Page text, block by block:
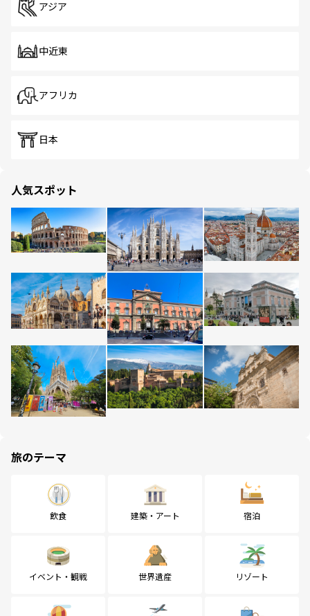
アジア
中近東
アフリカ
日本
人気スポット
旅のテーマ
飲食 建築・アート 宿泊
イベント・観戦 世界遺産 リゾート